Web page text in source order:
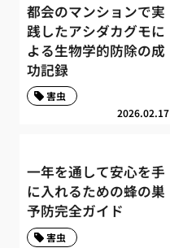
都会のマンションで実
践したアシダカグモに
よる生物学的防除の成
功記録
2026.02.17
害虫
一年を通して安心を手
に入れるための蜂の巣
予防完全ガイド
害虫